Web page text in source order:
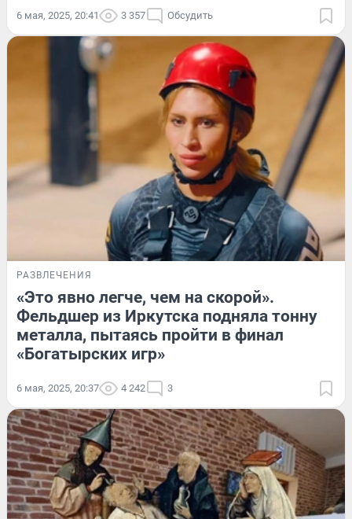
6 мая, 2025, 20:41 3 357 Обсудить
РАЗВЛЕЧЕНИЯ
«Это явно легче, чем на скорой».
Фельдшер из Иркутска подняла тонну
металла, пытаясь пройти в финал
«Богатырских игр»
6 мая, 2025, 20:37 4 242 3